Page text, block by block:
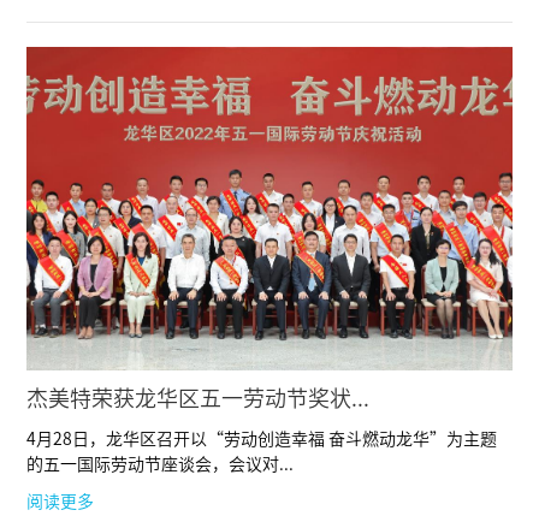
杰美特荣获龙华区五一劳动节奖状...
4月28日，龙华区召开以“劳动创造幸福 奋斗燃动龙华”为主题
的五一国际劳动节座谈会，会议对...
阅读更多